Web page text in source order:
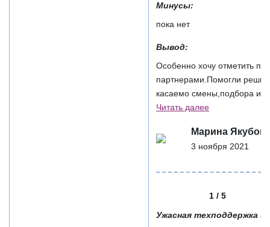
Минусы:
пока нет
Вывод:
Особенно хочу отметить
партнерами.Помогли
касаемо смены,подбора и
Читать далее
Марина
3 ноября 2021
1 / 5
Ужасная техподдержка и